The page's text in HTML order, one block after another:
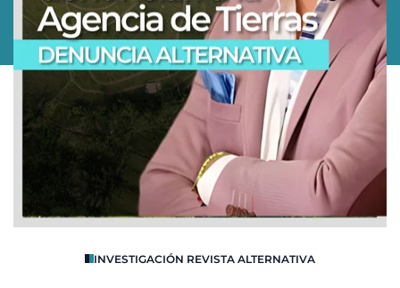
INVESTIGACIÓN REVISTA ALTERNATIVA